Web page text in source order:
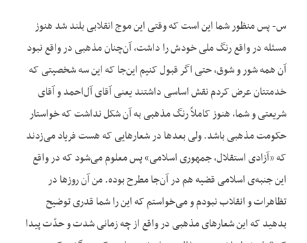
س- پس منظور شما این است که وقتی این موج انقلابی بلند شد هنوز
مسئله در واقع رنگ ملی خودش را داشت، آن‌چنان مذهبی در واقع نبود
آن همه شور و شوق، حتی اگر قبول کنیم این‌جا که این سه شخصیتی که
خدمتتان عرض کردم نقش اساسی داشتند یعنی آقای آل‌‌احمد و آقای
شریعتی و شما، هنوز کاملاً رنگ مذهبی به آن شکل نداشت که خواستار
حکومت مذهبی باشد. ولی بعدها در شعارهایی که هست فریاد می‌زدند
که «آزادی استقلال، جمهوری اسلامی» پس معلوم می‌شود که در واقع
این جنبه‌ی اسلامی قضیه هم در آن‌جا مطرح بوده. من آن روزها در
تظاهرات و انقلاب نبودم و می‌خواستم که این را شما قدری توضیح
بدهید که این شعارهای مذهبی در واقع از چه زمانی شدت و حدّت پیدا